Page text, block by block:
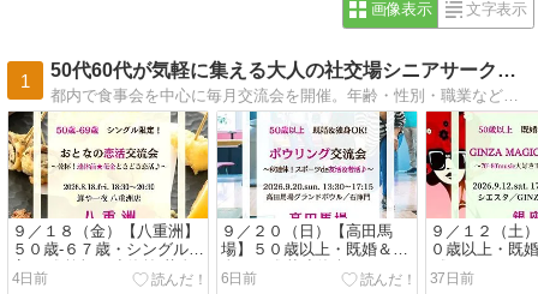
画像表示 文字表示
1
50代60代が気軽に集える大人の社交場シニアサークルアイビー
都内で食事会を中心に毎月交流会を開催。年齢・性別・職業など関係なくどなたでも気軽に集える大人の社交場です。新規会員登録で割引チケット1000円分プレゼント！
９／１８（金）【八重洲】
５０歳-６７歳・シングル限
定！《 乾杯！連休前 花金
☆秋恋しよ♪》おとなの恋
4日前
９／２０（日）【高田馬
場】５０歳以上・既婚＆独
身OK!《 秋連休楽しもう！
スポーツde友活&若活♪ 》
6日前
９／１２（土
０歳以上・既
《GINZA
♪》70'ｰ
37日前